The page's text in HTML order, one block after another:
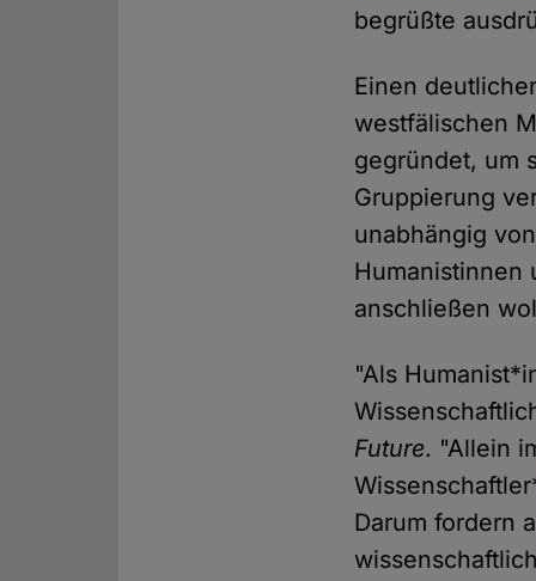
begrüßte
Einen
westfälischen
gegründet, um
Gruppierung
unabhängig
Humanistinnen
anschließen
"Als
Future. "Allein
Darum fordern